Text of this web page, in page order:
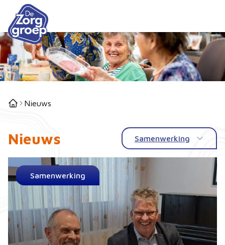
Nieuws
Nieuws Samenwerking
Samenwerking